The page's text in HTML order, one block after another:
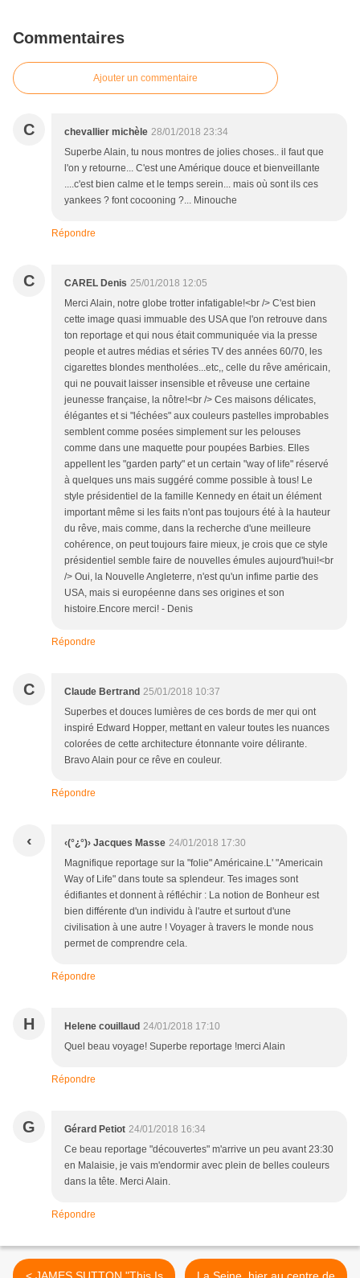
Commentaires
Ajouter un commentaire
C chevallier michèle 28/01/2018 23:34
Superbe Alain, tu nous montres de jolies choses.. il faut que
l'on y retourne... C'est une Amérique douce et bienveillante
....c'est bien calme et le temps serein... mais où sont ils ces
yankees ? font cocooning ?... Minouche
Répondre
C CAREL Denis 25/01/2018 12:05
Merci Alain, notre globe trotter infatigable!<br /> C'est bien
cette image quasi immuable des USA que l'on retrouve dans
ton reportage et qui nous était communiquée via la presse
people et autres médias et séries TV des années 60/70, les
cigarettes blondes mentholées...etc,, celle du rêve américain,
qui ne pouvait laisser insensible et rêveuse une certaine
jeunesse française, la nôtre!<br /> Ces maisons délicates,
élégantes et si "léchées" aux couleurs pastelles improbables
semblent comme posées simplement sur les pelouses
comme dans une maquette pour poupées Barbies. Elles
appellent les "garden party" et un certain "way of life" réservé
à quelques uns mais suggéré comme possible à tous! Le
style présidentiel de la famille Kennedy en était un élément
important même si les faits n'ont pas toujours été à la hauteur
du rêve, mais comme, dans la recherche d'une meilleure
cohérence, on peut toujours faire mieux, je crois que ce style
présidentiel semble faire de nouvelles émules aujourd'hui!<br
/> Oui, la Nouvelle Angleterre, n'est qu'un infime partie des
USA, mais si européenne dans ses origines et son
histoire.Encore merci! - Denis
Répondre
C Claude Bertrand 25/01/2018 10:37
Superbes et douces lumières de ces bords de mer qui ont
inspiré Edward Hopper, mettant en valeur toutes les nuances
colorées de cette architecture étonnante voire délirante.
Bravo Alain pour ce rêve en couleur.
Répondre
‹ ‹(°¿°)› Jacques Masse 24/01/2018 17:30
Magnifique reportage sur la "folie" Américaine.L' "Americain
Way of Life" dans toute sa splendeur. Tes images sont
édifiantes et donnent à réfléchir : La notion de Bonheur est
bien différente d'un individu à l'autre et surtout d'une
civilisation à une autre ! Voyager à travers le monde nous
permet de comprendre cela.
Répondre
H Helene couillaud 24/01/2018 17:10
Quel beau voyage! Superbe reportage !merci Alain
Répondre
G Gérard Petiot 24/01/2018 16:34
Ce beau reportage "découvertes" m'arrive un peu avant 23:30
en Malaisie, je vais m'endormir avec plein de belles couleurs
dans la tête. Merci Alain.
Répondre